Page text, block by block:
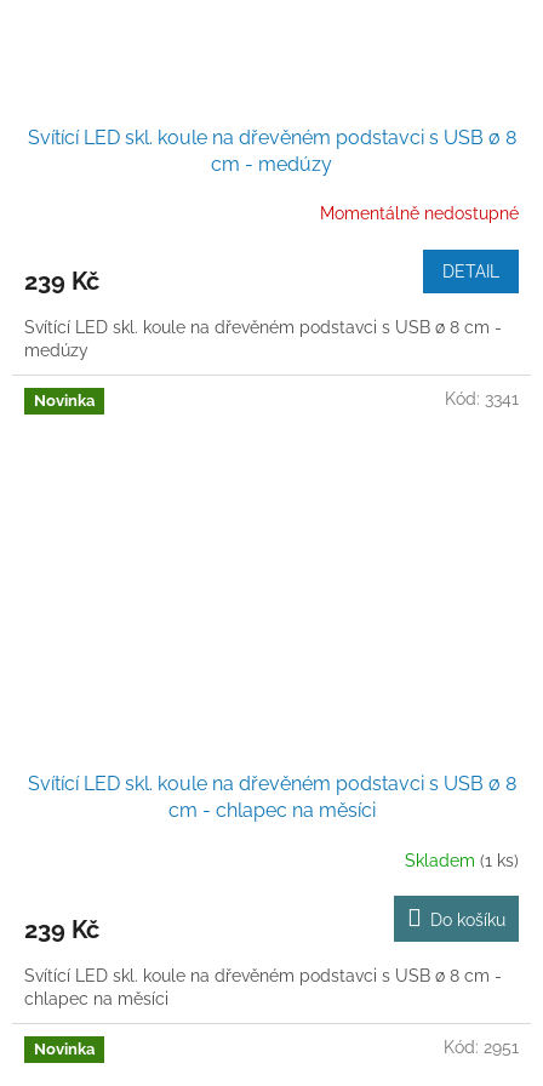
Svítící LED skl. koule na dřevěném podstavci s USB ø 8
cm - medúzy
Momentálně nedostupné
239 Kč DETAIL
Svítící LED skl. koule na dřevěném podstavci s USB ø 8 cm -
medúzy
Novinka
Svítící LED skl. koule na dřevěném podstavci s USB ø 8
cm - chlapec na měsíci
Skladem (1 ks)
239 Kč Do košíku
Svítící LED skl. koule na dřevěném podstavci s USB ø 8 cm -
chlapec na měsíci
Kód: 3341
Novinka Kód: 2951